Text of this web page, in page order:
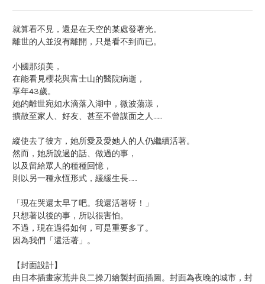
就算看不見，還是在天空的某處發著光。
離世的人並沒有離開，只是看不到而已。
小國那須美，
在能看見櫻花與富士山的醫院病逝，
享年43歲。
她的離世宛如水滴落入湖中，微波蕩漾，
擴散至家人、好友、甚至不曾謀面之人……
縱使去了彼方，她所愛及愛她人的人仍繼續活著。
然而，她所說過的話、做過的事，
以及留給眾人的種種回憶，
則以另一種永恆形式，緩緩生長……
「現在哭還太早了吧。我還活著呀！」
只想著以後的事，所以很害怕。
不過，現在過得如何，可是重要多了。
因為我們「還活著」。
【封面設計】
由日本插畫家荒井良二操刀繪製封面插圖。封面為夜晚的城市，封